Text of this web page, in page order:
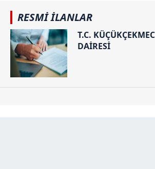
RESMİ İLANLAR
T.C.
DAİRESİ